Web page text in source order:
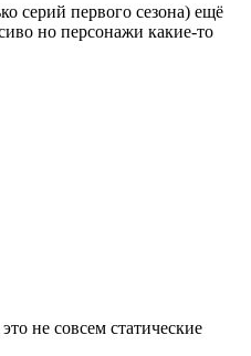
серий первого сезона) ещё
но персонажи какие-то
не совсем статические